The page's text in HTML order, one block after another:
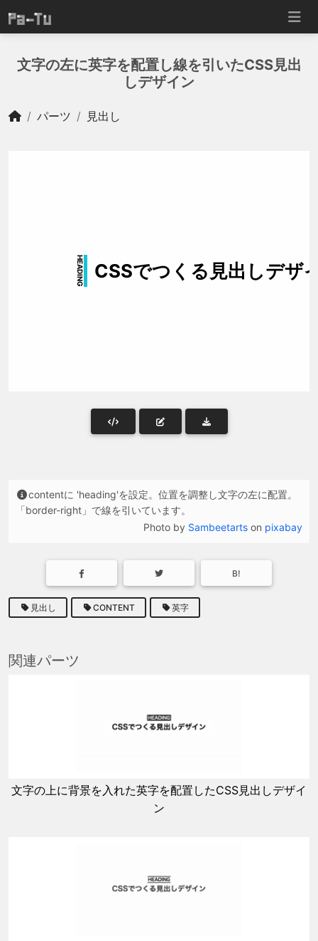
文字の左に英字を配置し線を引いたCSS見出
しデザイン
パーツ 見出し
contentに 'heading'を設定。位置を調整し文字の左に配置。
「border-right」で線を引いています。
Photo by Sambeetarts on pixabay
B!
見出し CONTENT 英字
関連パーツ
文字の上に背景を入れた英字を配置したCSS見出しデザイ
ン